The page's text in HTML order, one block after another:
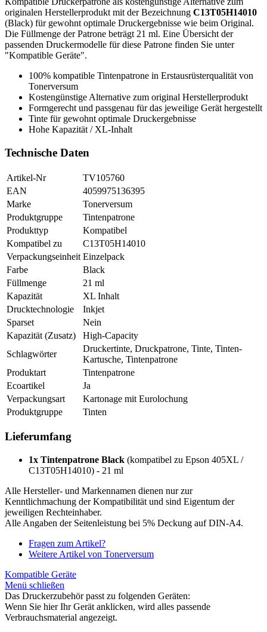
originalen Herstellerprodukt mit der Bezeichnung C13T05H14010
(Black) für gewohnt optimale Druckergebnisse wie beim Original.
Die Füllmenge der Patrone beträgt 21 ml. Eine Übersicht der
passenden Druckermodelle für diese Patrone finden Sie unter
"Kompatible Geräte".
100% kompatible Tintenpatrone in Erstausrüsterqualität von
Tonerversum
Kostengünstige Alternative zum original Herstellerprodukt
Formgerecht und passgenau für das jeweilige Gerät hergestellt
Tinte für gewohnt optimale Druckergebnisse
Hohe Kapazität / XL-Inhalt
Technische Daten
Artikel-Nr
TV105760
EAN
4059975136395
Marke
Tonerversum
Produktgruppe
Tintenpatrone
Produkttyp
Kompatibel
Kompatibel zu
C13T05H14010
Verpackungseinheit Einzelpack
Farbe
Black
Füllmenge
21 ml
Kapazität
XL Inhalt
Drucktechnologie
Inkjet
Sparset
Nein
Kapazität (Zusatz)
High-Capacity
Schlagwörter
Druckertinte, Druckpatrone, Tinte, Tinten-
Kartusche, Tintenpatrone
Produktart
Tintenpatrone
Ecoartikel
Ja
Verpackungsart
Kartonage mit Eurolochung
Produktgruppe
Tinten
Lieferumfang
1x Tintenpatrone Black (kompatibel zu Epson 405XL /
C13T05H14010) - 21 ml
Alle Hersteller- und Markennamen dienen nur zur
Kenntlichmachung der Kompatibilität und sind Eigentum der
jeweiligen Rechteinhaber.
Alle Angaben der Seitenleistung bei 5% Deckung auf DIN-A4.
Fragen zum Artikel?
Weitere Artikel von Tonerversum
Kompatible Geräte
Menü schließen
Das Druckerzubehör passt zu folgenden Geräten:
Wenn Sie hier Ihr Gerät anklicken, wird alles passende
Verbrauchsmaterial angezeigt.